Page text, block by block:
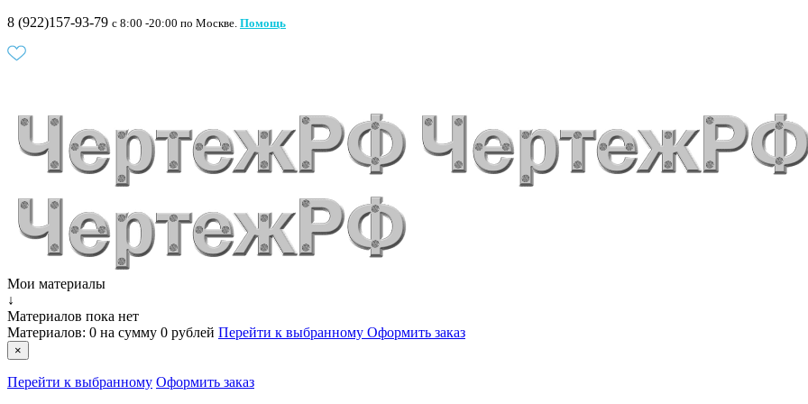
8 (922)157-93-79 c 8:00 -20:00 по Москве. Помощь
Мои материалы
↓
Материалов пока нет
Материалов: 0 на сумму 0 рублей Перейти к выбранному Оформить заказ
×
Перейти к выбранному Оформить заказ